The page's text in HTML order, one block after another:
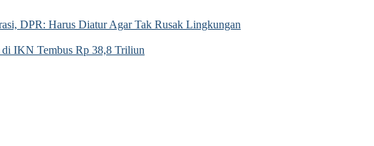
DPR: Harus Diatur Agar Tak Rusak Lingkungan
IKN Tembus Rp 38,8 Triliun